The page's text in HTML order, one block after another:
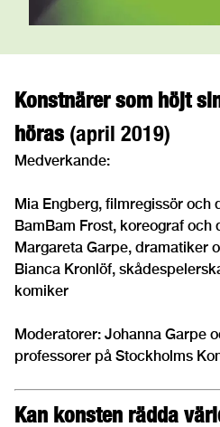
Konstnärer som höjt
höras (april 2019)
Medverkande:
Mia Engberg, filmregissör och
BamBam Frost, koreograf och
Margareta Garpe, dramatiker
Bianca Kronlöf,
komiker
Moderatorer: Johanna Garpe
professorer på Stockholms
Kan konsten rädda